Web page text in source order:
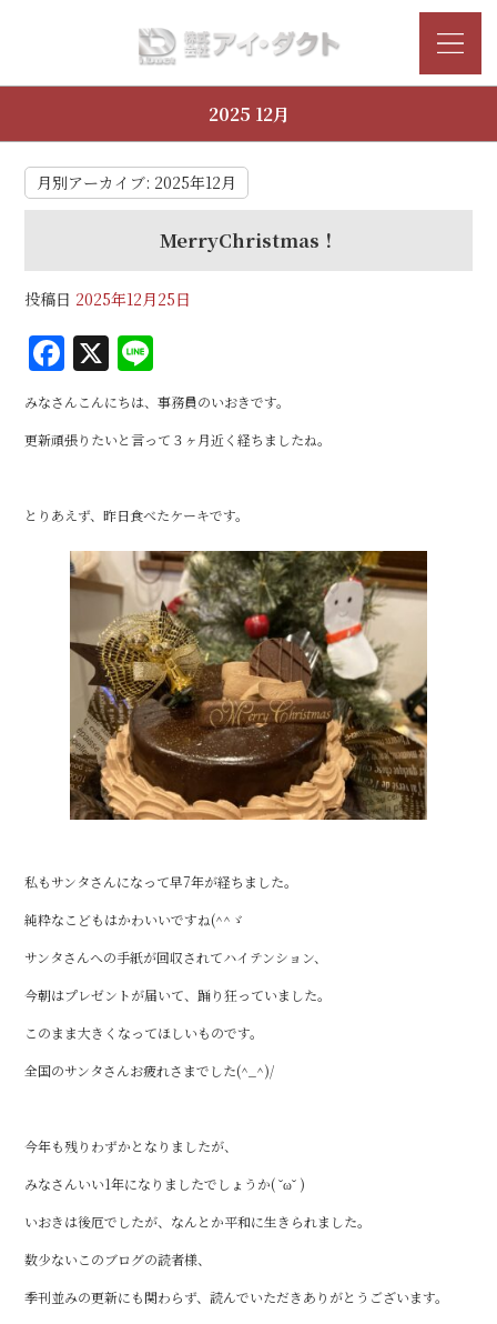
2025 12月
月別アーカイブ: 2025年12月
MerryChristmas！
投稿日 2025年12月25日
F
a
c
e
o
o
k
X
n
e
みなさんこんにちは、事務員のいおきです。
更新頑張りたいと言って３ヶ月近く経ちましたね。
とりあえず、昨日食べたケーキです。
私もサンタさんになって早7年が経ちました。
純粋なこどもはかわいいですね(^^ゞ
サンタさんへの手紙が回収されてハイテンション、
今朝はプレゼントが届いて、踊り狂っていました。
このまま大きくなってほしいものです。
全国のサンタさんお疲れさまでした(^_^)/
今年も残りわずかとなりましたが、
みなさんいい1年になりましたでしょうか( ˘ω˘ )
いおきは後厄でしたが、なんとか平和に生きられました。
数少ないこのブログの読者様、
季刊並みの更新にも関わらず、読んでいただきありがとうございます。